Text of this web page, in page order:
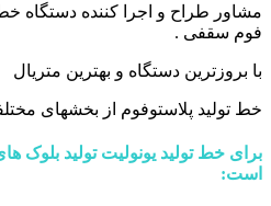
مشاور طراح و اجرا کننده دستگاه خط
فوم سقفی .
با بروزترین دستگاه و بهترین متریال
خط تولید پلاستوفوم از بخشهای
برای خط تولید یونولیت تولید بلوک
است: